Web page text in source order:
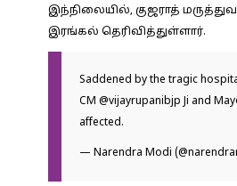
இந்நிலையில், குஜராத்
இரங்கல் தெரிவித்துள்ளார்.
Saddened by the tragic
CM @vijayrupanibjp Ji and
affected.
— Narendra Modi